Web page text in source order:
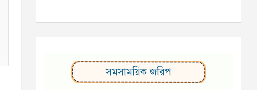
সমসাময়িক জরিপ